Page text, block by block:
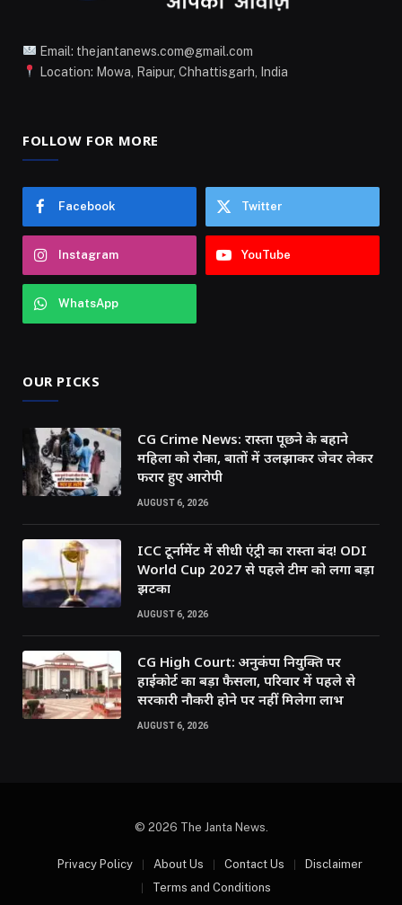
Email: thejantanews.com@gmail.com
Location: Mowa, Raipur, Chhattisgarh, India
FOLLOW FOR MORE
Facebook Twitter
Instagram YouTube
WhatsApp
OUR PICKS
CG Crime News: रास्ता पूछने के बहाने
महिला को रोका, बातों में उलझाकर जेवर लेकर
फरार हुए आरोपी
AUGUST 6, 2026
ICC टूर्नामेंट में सीधी एंट्री का रास्ता बंद! ODI
World Cup 2027 से पहले टीम को लगा बड़ा
झटका
AUGUST 6, 2026
CG High Court: अनुकंपा नियुक्ति पर
हाईकोर्ट का बड़ा फैसला, परिवार में पहले से
सरकारी नौकरी होने पर नहीं मिलेगा लाभ
AUGUST 6, 2026
© 2026 The Janta News.
Privacy Policy About Us Contact Us
Disclaimer
Terms and Conditions